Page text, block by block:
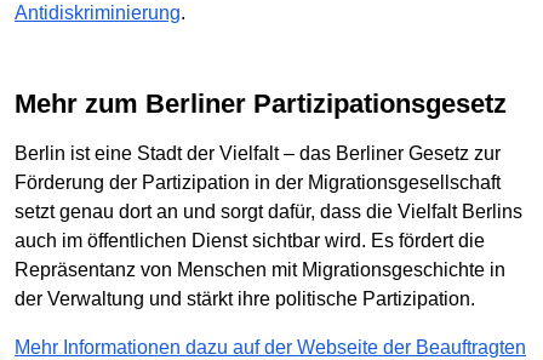
Antidiskriminierung.
Mehr zum Berliner Partizipationsgesetz
Berlin ist eine Stadt der Vielfalt – das Berliner Gesetz zur
Förderung der Partizipation in der Migrationsgesellschaft
setzt genau dort an und sorgt dafür, dass die Vielfalt Berlins
auch im öffentlichen Dienst sichtbar wird. Es fördert die
Repräsentanz von Menschen mit Migrationsgeschichte in
der Verwaltung und stärkt ihre politische Partizipation.
Mehr Informationen dazu auf der Webseite der Beauftragten